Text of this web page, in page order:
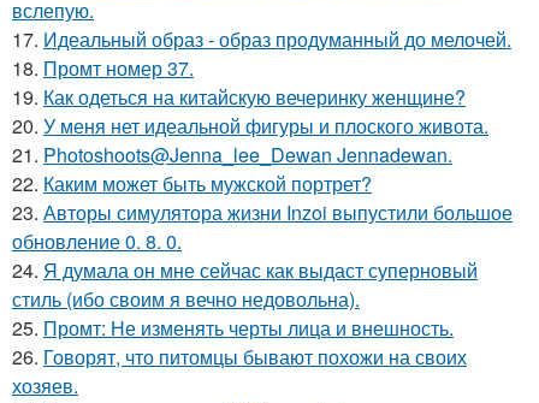
вслепую.
17. Идеальный образ - образ продуманный до мелочей.
18. Промт номер 37.
19. Как одеться на китайскую вечеринку женщине?
20. У меня нет идеальной фигуры и плоского живота.
21. Photoshoots@Jenna_lee_Dewan Jennadewan.
22. Каким может быть мужской портрет?
23. Авторы симулятора жизни Inzoi выпустили большое
обновление 0. 8. 0.
24. Я думала он мне сейчас как выдаст суперновый
стиль (ибо своим я вечно недовольна).
25. Промт: Не изменять черты лица и внешность.
26. Говорят, что питомцы бывают похожи на своих
хозяев.